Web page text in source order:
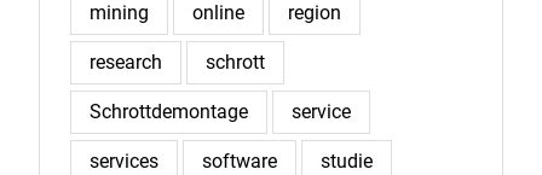
mining online region
research schrott
Schrottdemontage service
services software studie